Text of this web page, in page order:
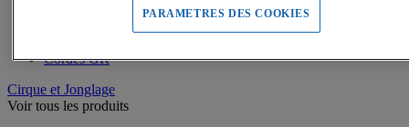
Cordes GR
Cirque et Jonglage
Voir tous les produits
PARAMETRES DES COOKIES